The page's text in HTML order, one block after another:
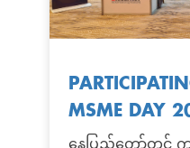
MSME DAY
နေပြည်တော်တွင် က